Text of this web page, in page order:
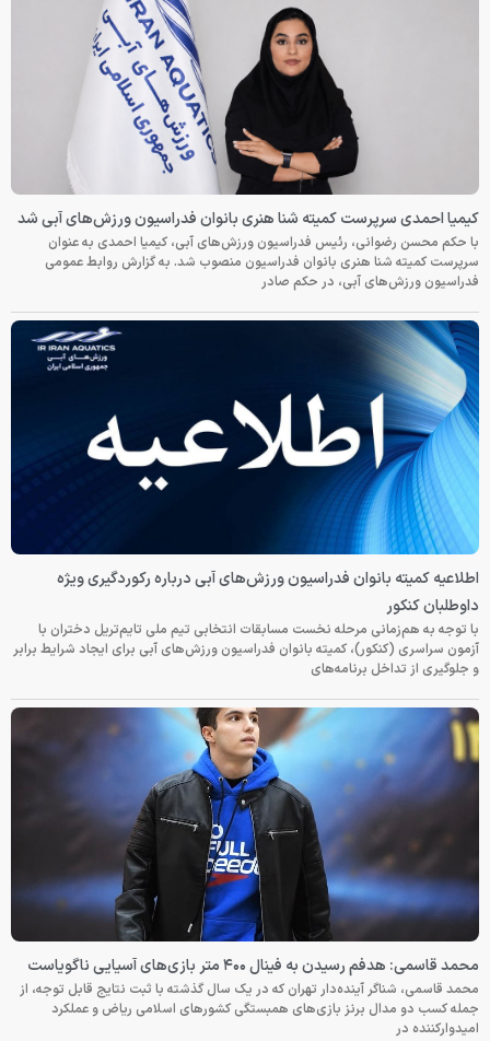
کیمیا احمدی سرپرست کمیته شنا هنری بانوان فدراسیون ورزش‌های آبی شد
با حکم محسن رضوانی، رئیس فدراسیون ورزش‌های آبی، کیمیا احمدی به عنوان
سرپرست کمیته شنا هنری بانوان فدراسیون منصوب شد. به گزارش روابط عمومی
فدراسیون ورزش‌های آبی، در حکم صادر
اطلاعیه کمیته بانوان فدراسیون ورزش‌های آبی درباره رکوردگیری ویژه
داوطلبان کنکور
با توجه به هم‌زمانی مرحله نخست مسابقات انتخابی تیم ملی تایم‌تریل دختران با
آزمون سراسری (کنکور)، کمیته بانوان فدراسیون ورزش‌های آبی برای ایجاد شرایط برابر
و جلوگیری از تداخل برنامه‌های
محمد قاسمی: هدفم رسیدن به فینال ۴۰۰ متر بازی‌های آسیایی ناگویاست
محمد قاسمی، شناگر آینده‌دار تهران که در یک سال گذشته با ثبت نتایج قابل توجه، از
جمله کسب دو مدال برنز بازی‌های همبستگی کشورهای اسلامی ریاض و عملکرد
امیدوارکننده در